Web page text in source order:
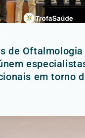
de Oftalmologia
em torno